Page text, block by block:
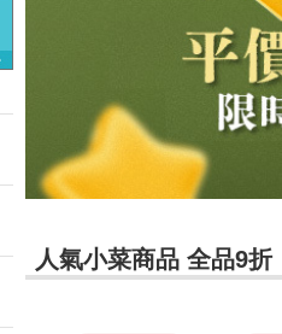
人氣小菜商品 全品9折